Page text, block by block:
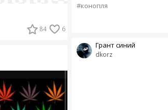
84 6
#конопля
dkorz
Грант синий